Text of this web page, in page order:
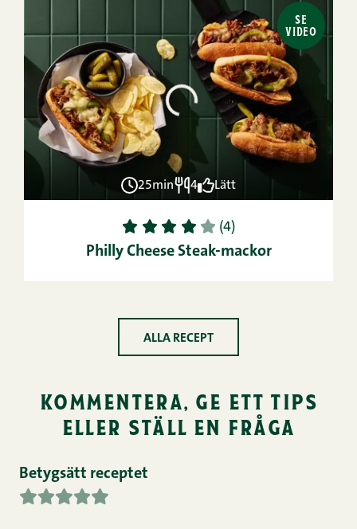
SE
VIDEO
25min 4 Lätt
1 2 3 4 5 (4)
Philly Cheese Steak-mackor
ALLA RECEPT
kommentera, ge ett tips
eller ställ en fråga
Betygsätt receptet